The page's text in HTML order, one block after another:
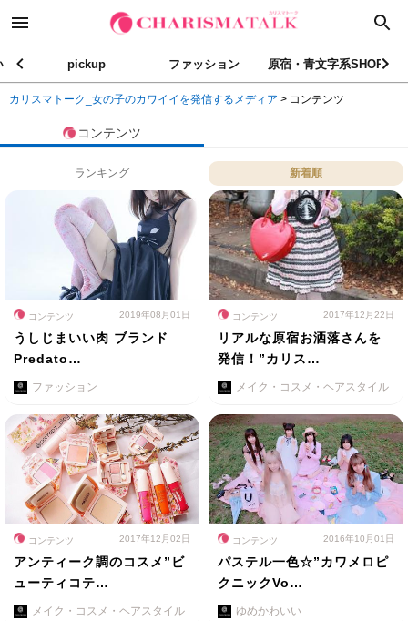
pickup ファッション 原宿・青文字系SHOP
カリスマトーク_女の子のカワイイを発信するメディア > コンテンツ
コンテンツ
ランキング 新着順
コンテンツ 2019年08月01日
うしじまいい肉 ブランド
Predato…
ファッション
コンテンツ 2017年12月22日
リアルな原宿お洒落さんを
発信！”カリス…
メイク・コスメ・ヘアスタイル
コンテンツ 2017年12月02日
アンティーク調のコスメ”ビ
ューティコテ…
メイク・コスメ・ヘアスタイル
コンテンツ 2016年10月01日
パステル一色☆”カワメロピ
クニックVo…
ゆめかわいい